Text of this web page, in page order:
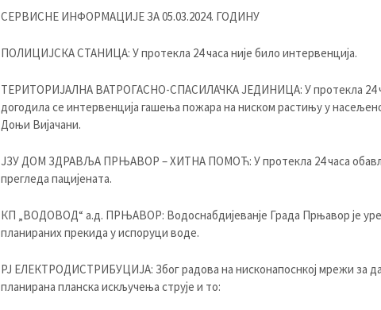
СЕРВИСНЕ ИНФОРМАЦИЈЕ ЗА 05.03.2024. ГОДИНУ
ПОЛИЦИЈСКА СТАНИЦА: У протекла 24 часа није било интервенција.
ТЕРИТОРИЈАЛНА ВАТРОГАСНО-СПАСИЛАЧКА ЈЕДИНИЦА: У протекла 24
догодила се интервенција гашења пожара на ниском растињу у
Доњи Вијачани.
ЈЗУ ДОМ ЗДРАВЉА ПРЊАВОР – ХИТНА ПОМОЋ: У протекла 24 часа
прегледа пацијената.
КП „ВОДОВОД“ а.д. ПРЊАВОР: Водоснабдијеванје Града Прњавор је
планираних прекида у испоруци воде.
РЈ ЕЛЕКТРОДИСТРИБУЦИЈA: Због радова на нисконапоснкој мрежи за
планирана планска искључења струје и то: